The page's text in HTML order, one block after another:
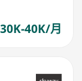
40K/月